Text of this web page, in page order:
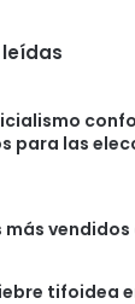
para las
tifoidea